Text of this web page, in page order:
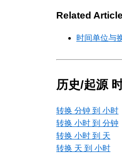
Related
时间单位与
历史/起源
转换 分钟 到 小时
转换 小时 到 分钟
转换 小时 到 天
转换 天 到 小时